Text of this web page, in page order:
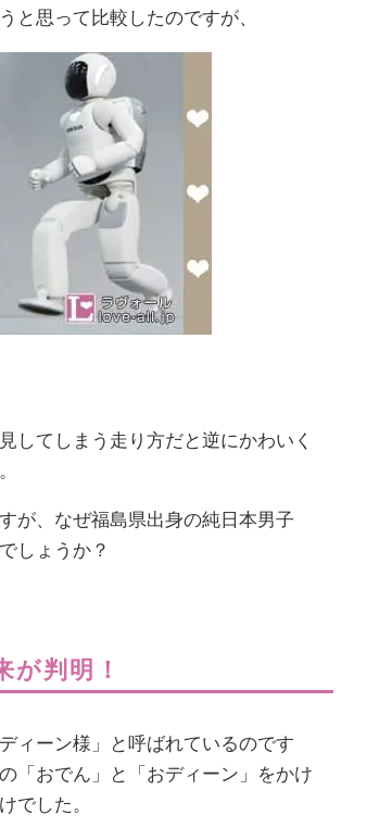
と思って比較したのですが、
してしまう走り方だと逆にかわいく
が、なぜ福島県出身の純日本男子
しょうか？
判明！
ィーン様」と呼ばれているのです
「おでん」と「おディーン」をかけ
でした。